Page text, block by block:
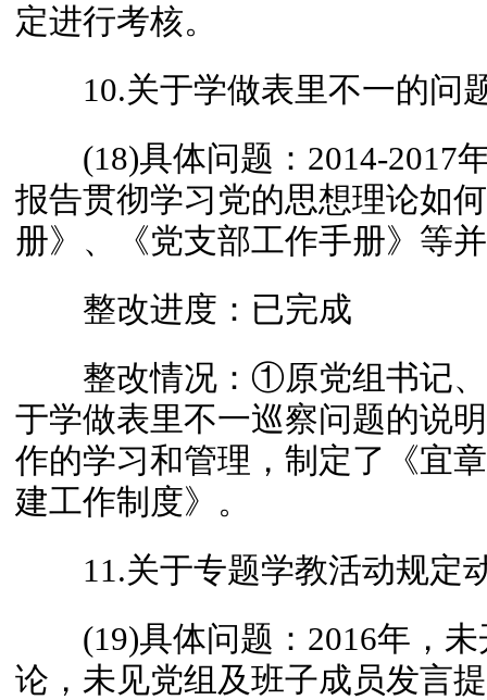
定进行考核。
10.关于学做表里不一的问
(18)具体问题：2014-2017
报告贯彻学习党的思想理论如
册》、《党支部工作手册》等
整改进度：已完成
整改情况：①原党组书记、
于学做表里不一巡察问题的说
作的学习和管理，制定了《宜
建工作制度》。
11.关于专题学教活动规定
(19)具体问题：2016年，未
论，未见党组及班子成员发言